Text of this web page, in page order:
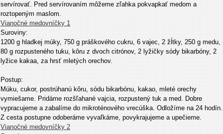
servírovať. Pred servírovaním môžeme zľahka pokvapkať medom a
roztopeným maslom.
Vianočné medovníčky 1
Suroviny:
1200 g hladkej múky, 750 g práškového cukru, 6 vajec, 2 žĺtky, 250 g medu,
80 g rozpusteného tuku, kôru z dvoch citrónov, 2 lyžičky sódy bikarbóny, 2
lyžice kakaa, za hrsť mletých orechov.
Postup:
Múku, cukor, postrúhanú kôru, sódu bikarbónu, kakao, mleté orechy
vymiešame. Pridáme rozšľahané vajcia, rozpustený tuk a med. Dobre
vypracujeme a zabalíme do mikroténového vrecúška. Odložíme na 24 hodín.
Z cesta postupne odoberáme vyvaľkáme, povykrajujeme a upečieme.
Vianočné medovníčky 2